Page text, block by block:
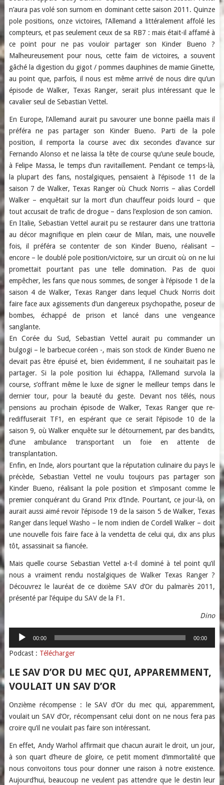
n’aura pas volé son surnom en dominant cette saison 2011. Quinze
pole positions, onze victoires, l’Allemand a littéralement affolé les
compteurs, et pas seulement ceux de sa RB7 : mais était-il affamé à
ce point pour ne pas vouloir partager son Kinder Bueno ?
Malheureusement pour nous, cette faim de victoires, a souvent
gâché la digestion du gigot / pommes dauphines de mamie Ginette,
au point que, parfois, il nous est même arrivé de nous dire qu’un
épisode de Walker, Texas Ranger, serait plus intéressant que le
cavalier seul de Sebastian Vettel.
En Europe, l’Allemand aurait pu savourer une bonne paëlla mais il
préféra ne pas partager son Kinder Bueno. Parti de la pole
position, il remporta la course avec dix secondes d’avance sur
Fernando Alonso et ne laissa la tête de course qu’une seule boucle,
à Felipe Massa, le temps d’un ravitaillement. Pendant ce temps-là,
la plupart des fans, nostalgiques, pensaient à l’épisode 11 de la
saison 7 de Walker, Texas Ranger où Chuck Norris – alias Cordell
Walker – enquêtait sur la mort d’un chauffeur poids lourd – que
tout accusait de trafic de drogue – dans l’explosion de son camion.
En Italie, Sebastian Vettel aurait pu se restaurer dans une trattoria
au décor magnifique en plein cœur de Milan, mais, une nouvelle
fois, il préféra se contenter de son Kinder Bueno, réalisant –
encore – le doublé pole position/victoire, sur un circuit où on ne lui
promettait pourtant pas une telle domination. Pas de quoi
empêcher, les fans que nous sommes, de songer à l’épisode 1 de la
saison 4 de Walker, Texas Ranger dans lequel Chuck Norris doit
faire face aux agissements d’un dangereux psychopathe, poseur de
bombes, échappé de prison et lancé dans une vengeance
sanglante.
En Corée du Sud, Sebastian Vettel aurait pu commander un
bulgogi – le barbecue coréen -, mais son stock de Kinder Bueno ne
devait pas être épuisé et, bien évidemment, il ne souhaitait pas le
partager. Si la pole position lui échappa, l’Allemand survola la
course, s’offrant même le luxe de signer le meilleur temps dans le
dernier tour, pour la beauté du geste. Devant nos télés, nous
pensions au prochain épisode de Walker, Texas Ranger que re-
rediffuserait TF1, en espérant que ce serait l’épisode 10 de la
saison 9, où Walker enquête sur le détournement, par des bandits,
d’une ambulance transportant un foie en attente de
transplantation.
Enfin, en Inde, alors pourtant que la réputation culinaire du pays le
précède, Sebastian Vettel ne voulu toujours pas partager son
Kinder Bueno, réalisant la pole position et s’imposant comme le
premier conquérant du Grand Prix d’Inde. Pourtant, ce jour-là, on
aurait aussi aimé revoir l’épisode 19 de la saison 5 de Walker, Texas
Ranger dans lequel Washo – le nom indien de Cordell Walker – doit
une nouvelle fois faire face à la vendetta de celui qui, dix ans plus
tôt, assassinait sa fiancée.
Mais quelle course Sebastian Vettel a-t-il dominé à tel point qu’il
nous a vraiment rendu nostalgiques de Walker Texas Ranger ?
Découvrez le lauréat de ce dixième SAV d’Or du palmarès 2011,
présenté par l’équipe du SAV de la F1.
Dino
Lecteur
00:00 00:00
Podcast : Télécharger
LE SAV D’OR DU MEC QUI, APPAREMMENT,
VOULAIT UN SAV D’OR
Onzième récompense : le SAV d’Or du mec qui, apparemment,
voulait un SAV d’Or, récompensant celui dont on ne nous fera pas
croire qu’il ne voulait pas faire son intéressant.
En effet, Andy Warhol affirmait que chacun aurait le droit, un jour,
à son quart d’heure de gloire, ce petit moment d’immortalité que
nous convoitons tous pour donner une raison à notre existence.
Aujourd’hui, beaucoup ne veulent pas attendre que le destin leur